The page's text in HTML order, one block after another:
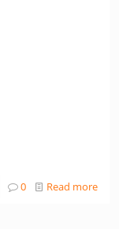
0 Read more